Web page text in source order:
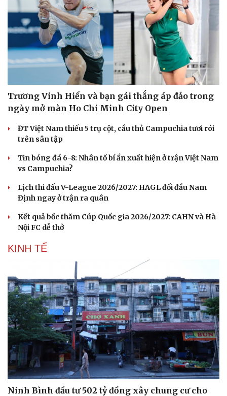
Trương Vinh Hiển và bạn gái thắng áp đảo trong
ngày mở màn Ho Chi Minh City Open
ĐT Việt Nam thiếu 5 trụ cột, cầu thủ Campuchia tươi rói
trên sân tập
Tin bóng đá 6-8: Nhân tố bí ẩn xuất hiện ở trận Việt Nam
vs Campuchia?
Lịch thi đấu V-League 2026/2027: HAGL đối đầu Nam
Định ngay ở trận ra quân
Kết quả bốc thăm Cúp Quốc gia 2026/2027: CAHN và Hà
Nội FC dễ thở
KINH TẾ
Ninh Bình đầu tư 502 tỷ đồng xây chung cư cho